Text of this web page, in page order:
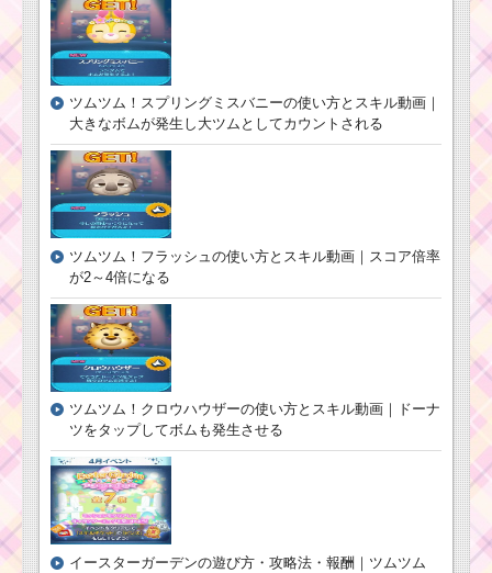
帽子をかぶったツム
すミッションを攻略す
ェーンするミッション
を攻略するツム
ツムツム！スプリングミスバニーの使い方とスキル動画｜
大きなボムが発生し大ツムとしてカウントされる
ツムツム！フラッシュの使い方とスキル動画｜スコア倍率
が2～4倍になる
ツムツム！クロウハウザーの使い方とスキル動画｜ドーナ
ツをタップしてボムも発生させる
イースターガーデンの遊び方・攻略法・報酬｜ツムツム